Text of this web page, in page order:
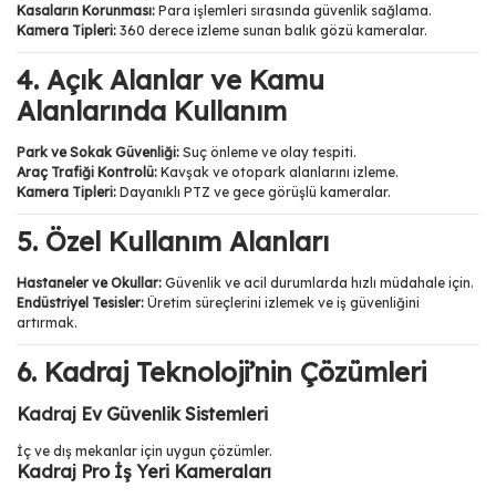
Kasaların Korunması: Para işlemleri sırasında güvenlik sağlama.
Kamera Tipleri: 360 derece izleme sunan balık gözü kameralar.
4. Açık Alanlar ve Kamu
Alanlarında Kullanım
Park ve Sokak Güvenliği: Suç önleme ve olay tespiti.
Araç Trafiği Kontrolü: Kavşak ve otopark alanlarını izleme.
Kamera Tipleri: Dayanıklı PTZ ve gece görüşlü kameralar.
5. Özel Kullanım Alanları
Hastaneler ve Okullar: Güvenlik ve acil durumlarda hızlı müdahale için.
Endüstriyel Tesisler: Üretim süreçlerini izlemek ve iş güvenliğini
artırmak.
6. Kadraj Teknoloji’nin Çözümleri
Kadraj Ev Güvenlik Sistemleri
İç ve dış mekanlar için uygun çözümler.
Kadraj Pro İş Yeri Kameraları